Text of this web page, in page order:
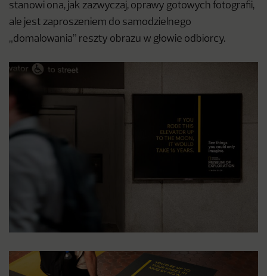
stanowi ona, jak zazwyczaj, oprawy gotowych fotografii,
ale jest zaproszeniem do samodzielnego
„domalowania” reszty obrazu w głowie odbiorcy.